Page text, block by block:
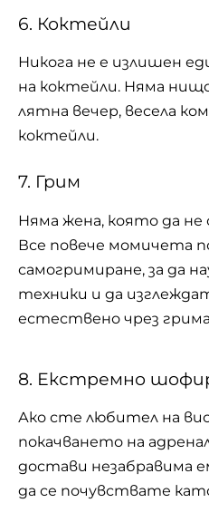
6. Коктейли
Никога не е излишен
на коктейли. Няма
лятна вечер, весела
коктейли.
7. Грим
Няма жена, която да не
Все повече момичета
самогримиране, за да
техники и да
естествено чрез
8. Екстремно
Ако сте любител на
покачването на
достави незабравима
да се почувствате